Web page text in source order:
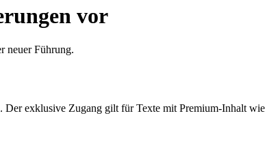
vor
neuer Führung.
exklusive Zugang gilt für Texte mit Premium-Inhalt